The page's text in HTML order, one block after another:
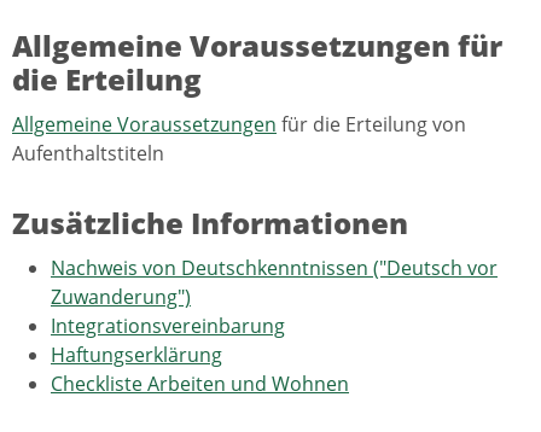
Allgemeine Voraussetzungen für
die Erteilung
Allgemeine Voraussetzungen für die Erteilung von
Aufenthaltstiteln
Zusätzliche Informationen
Nachweis von Deutschkenntnissen ("Deutsch vor
Zuwanderung")
Integrationsvereinbarung
Haftungserklärung
Checkliste Arbeiten und Wohnen